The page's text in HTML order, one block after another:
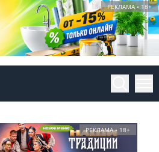
РЕКЛАМА • 18+
РЕКЛАМА • 18+